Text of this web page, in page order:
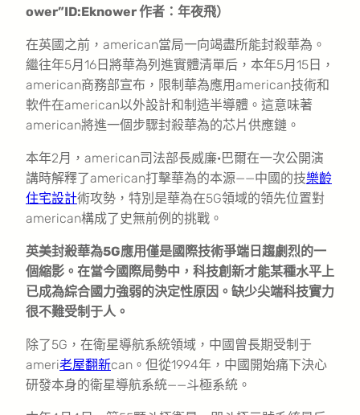
ower”ID:Eknower 作者：年夜飛）
在英國之前，american當局一向竭盡所能封殺華為。
繼往年5月16日將華為列進實體清單后，本年5月15日，
american商務部宣布，限制華為應用american技術和
軟件在american以外設計和制造半導體。這意味著
american將進一個步驟封殺華為的芯片供應鏈。
本年2月，american司法部長威廉·巴爾在一次公開演
講時解釋了american打擊華為的本源——中國的技樂齡
住宅設計術攻勢，特別是華為在5G領域的領先位置對
american構成了史無前例的挑戰。
英美封殺華為5G應用僅是國際技術爭端日趨劇烈的一
個縮影。在當今國際局勢中，科技創新才能某種水平上
已成為綜合國力強弱的決定性原因。缺少尖端科技實力
很不難受制于人。
除了5G，在衛星導航系統領域，中國曾長期受制于
ameri老屋翻新can。但從1994年，中國開始痛下決心
研發本身的衛星導航系統——斗極系統。